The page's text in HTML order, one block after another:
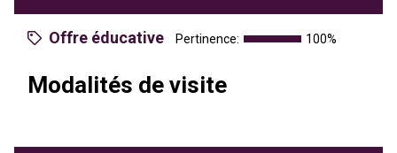
Modalités de visite
Offre éducative Pertinence: 100%